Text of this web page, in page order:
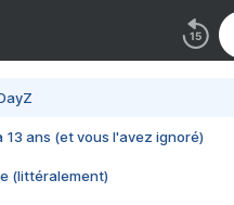
13 ans (et vous l'avez ignoré)
(littéralement)